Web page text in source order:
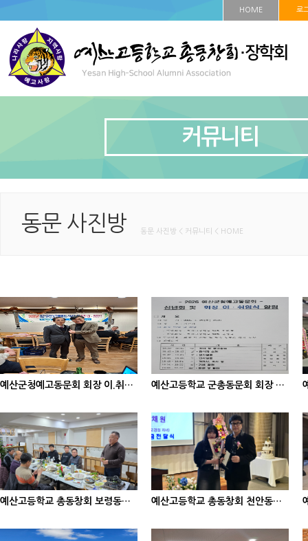
HOME 로
커뮤니티
동문 사진방 동문 사진방 < 커뮤니티 < HOME
예산군청예고동문회 회장 이.취임식 예산고등학교 군총동문회 회장 이.취임식
예산고등학교 총동창회 보령동문회 송년의 밤 예산고등학교 총동창회 천안동문회 송년의 밤